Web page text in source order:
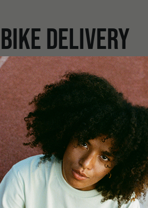
BIKE DELIVERY
PICK UP